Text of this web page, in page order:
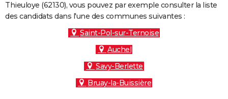
FORUM
Thieuloye (62130), vous pouvez par exemple consulter la liste
des candidats dans l'une des communes suivantes :
Saint-Pol-sur-Ternoise
Auchel
Savy-Berlette
Bruay-la-Buissière